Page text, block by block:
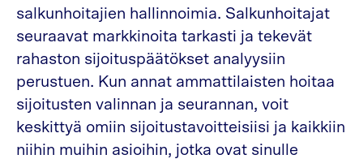
salkunhoitajien hallinnoimia. Salkunhoitajat
seuraavat markkinoita tarkasti ja tekevät
rahaston sijoituspäätökset analyysiin
perustuen. Kun annat ammattilaisten hoitaa
sijoitusten valinnan ja seurannan, voit
keskittyä omiin sijoitustavoitteisiisi ja kaikkiin
niihin muihin asioihin, jotka ovat sinulle